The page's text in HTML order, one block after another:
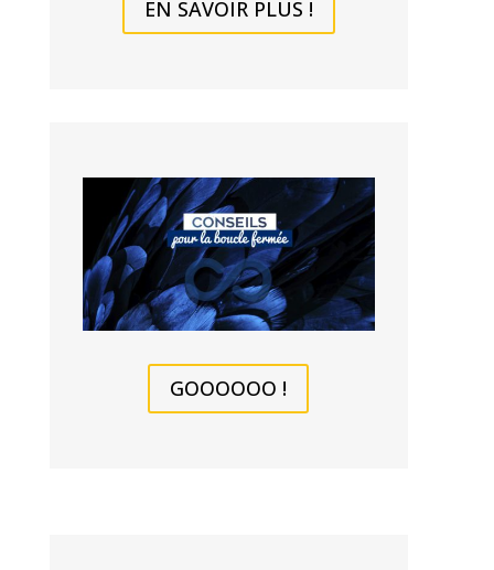
EN SAVOIR PLUS !
GOOOOOO !